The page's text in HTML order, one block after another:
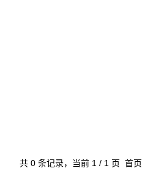
共 0 条记录，当前 1 / 1 页 首